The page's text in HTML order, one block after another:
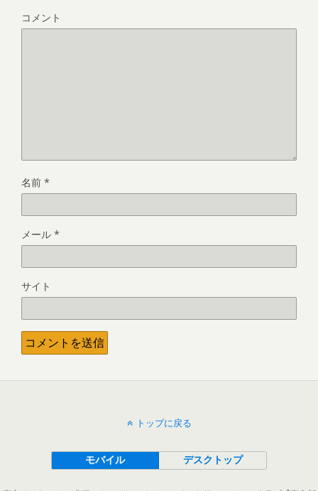
コメント
名前 *
メール *
サイト
トップに戻る
モバイル デスクトップ